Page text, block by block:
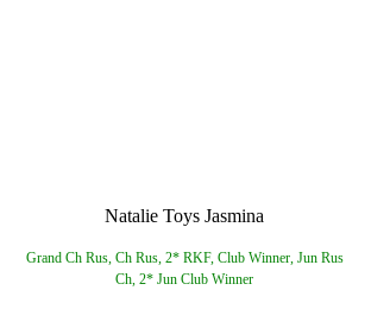
Natalie Toys Jasmina
Grand Ch Rus, Ch Rus, 2* RKF, Club Winner, Jun Rus
Ch, 2* Jun Club Winner